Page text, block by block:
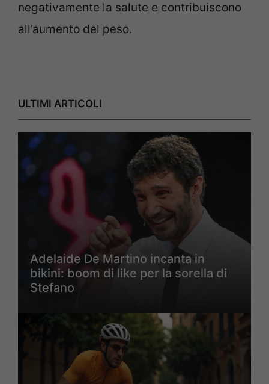
negativamente la salute e contribuiscono
all’aumento del peso.
ULTIMI ARTICOLI
Adelaide De Martino incanta in
bikini: boom di like per la sorella di
Stefano